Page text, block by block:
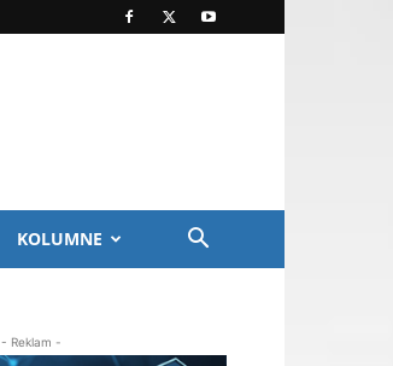
KOLUMNE
- Reklam -